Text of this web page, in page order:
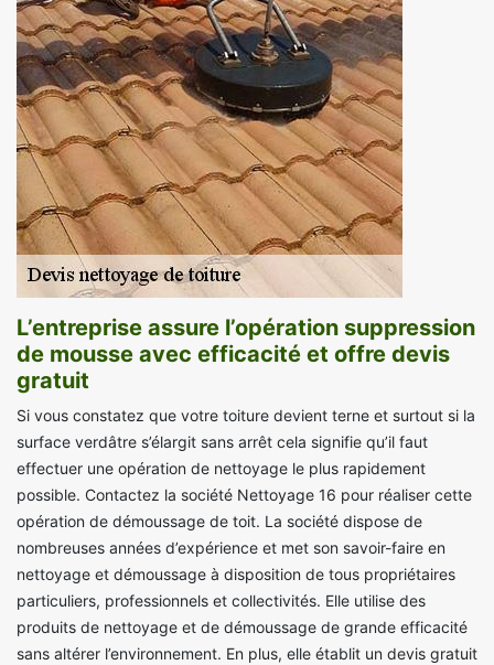
L’entreprise assure l’opération suppression
de mousse avec efficacité et offre devis
gratuit
Si vous constatez que votre toiture devient terne et surtout si la
surface verdâtre s’élargit sans arrêt cela signifie qu’il faut
effectuer une opération de nettoyage le plus rapidement
possible. Contactez la société Nettoyage 16 pour réaliser cette
opération de démoussage de toit. La société dispose de
nombreuses années d’expérience et met son savoir-faire en
nettoyage et démoussage à disposition de tous propriétaires
particuliers, professionnels et collectivités. Elle utilise des
produits de nettoyage et de démoussage de grande efficacité
sans altérer l’environnement. En plus, elle établit un devis gratuit